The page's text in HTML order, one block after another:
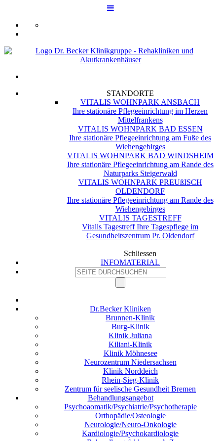
STANDORTE
VITALIS WOHNPARK ANSBACH
Ihre stationäre Pflegeeinrichtung im Herzen
Mittelfrankens
VITALIS WOHNPARK BAD ESSEN
Ihre stationäre Pflegeeinrichtung am Fuße des
Wiehengebirges
VITALIS WOHNPARK BAD WINDSHEIM
Ihre stationäre Pflegeeinrichtung am Rande des
Naturparks Steigerwald
VITALIS WOHNPARK PREUßISCH
OLDENDORF
Ihre stationäre Pflegeeinrichtung am Rande des
Wiehengebirges
VITALIS TAGESTREFF
Vitalis Tagestreff Ihre Tagespflege im
Gesundheitszentrum Pr. Oldendorf
Schliessen
INFOMATERIAL
Dr.Becker Kliniken
Brunnen-Klinik
Burg-Klinik
Klinik Juliana
Kiliani-Klinik
Klinik Möhnesee
Neurozentrum Niedersachsen
Klinik Norddeich
Rhein-Sieg-Klinik
Zentrum für seelische Gesundheit Bremen
Behandlungsangebot
Psychoaomatik/Psychiatrie/Psychotherapie
Orthopädie/Osteologie
Neurologie/Neuro-Onkologie
Kardiologie/Psychokardiologie